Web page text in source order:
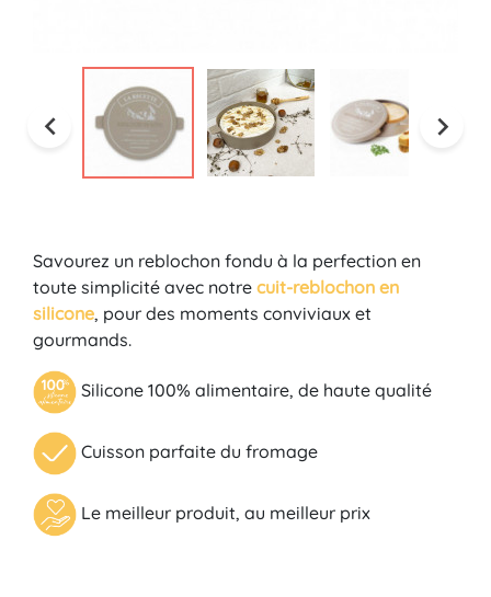
 
Savourez un reblochon fondu à la perfection en
toute simplicité avec notre cuit-reblochon en
silicone, pour des moments conviviaux et
gourmands.
Silicone 100% alimentaire, de haute qualité
Cuisson parfaite du fromage
Le meilleur produit, au meilleur prix